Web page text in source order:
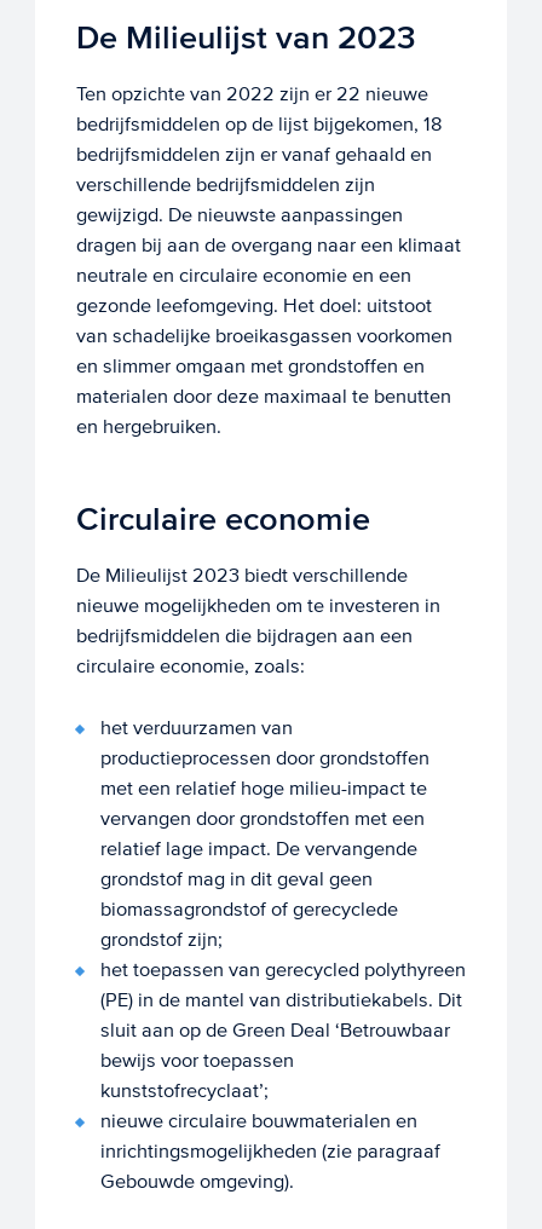
De Milieulijst van 2023
Ten opzichte van 2022 zijn er 22 nieuwe
bedrijfsmiddelen op de lijst bijgekomen, 18
bedrijfsmiddelen zijn er vanaf gehaald en
verschillende bedrijfsmiddelen zijn
gewijzigd. De nieuwste aanpassingen
dragen bij aan de overgang naar een klimaat
neutrale en circulaire economie en een
gezonde leefomgeving. Het doel: uitstoot
van schadelijke broeikasgassen voorkomen
en slimmer omgaan met grondstoffen en
materialen door deze maximaal te benutten
en hergebruiken.
Circulaire economie
De Milieulijst 2023 biedt verschillende
nieuwe mogelijkheden om te investeren in
bedrijfsmiddelen die bijdragen aan een
circulaire economie, zoals:
het verduurzamen van
productieprocessen door grondstoffen
met een relatief hoge milieu-impact te
vervangen door grondstoffen met een
relatief lage impact. De vervangende
grondstof mag in dit geval geen
biomassagrondstof of gerecyclede
grondstof zijn;
het toepassen van gerecycled polythyreen
(PE) in de mantel van distributiekabels. Dit
sluit aan op de Green Deal ‘Betrouwbaar
bewijs voor toepassen
kunststofrecyclaat’;
nieuwe circulaire bouwmaterialen en
inrichtingsmogelijkheden (zie paragraaf
Gebouwde omgeving).